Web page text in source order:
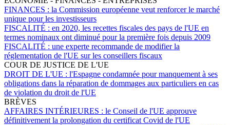
FINANCES : la Commission européenne veut renforcer le marché
unique pour les investisseurs
FISCALITÉ : en 2020, les recettes fiscales des pays de l'UE en
termes nominaux ont diminué pour la première fois depuis 2009
FISCALITÉ : une experte recommande de modifier la
réglementation de l'UE sur les conseillers fiscaux
COUR DE JUSTICE DE L'UE
DROIT DE L'UE : l'Espagne condamnée pour manquement à ses
obligations dans la réparation de dommages aux particuliers en cas
de violation du droit de l'UE
BRÈVES
AFFAIRES INTÉRIEURES : le Conseil de l'UE approuve
définitivement la prolongation du certificat Covid de l'UE